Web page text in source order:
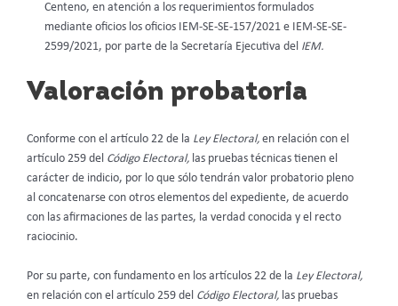
Centeno, en atención a los requerimientos formulados
mediante oficios los oficios IEM-SE-SE-157/2021 e IEM-SE-SE-
2599/2021, por parte de la Secretaría Ejecutiva del IEM.
Valoración probatoria
Conforme con el artículo 22 de la Ley Electoral, en relación con el
artículo 259 del Código Electoral, las pruebas técnicas tienen el
carácter de indicio, por lo que sólo tendrán valor probatorio pleno
al concatenarse con otros elementos del expediente, de acuerdo
con las afirmaciones de las partes, la verdad conocida y el recto
raciocinio.
Por su parte, con fundamento en los artículos 22 de la Ley Electoral,
en relación con el artículo 259 del Código Electoral, las pruebas